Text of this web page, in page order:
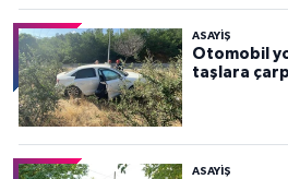
ASAYİŞ
Otomobil
taşlara
ASAYİŞ